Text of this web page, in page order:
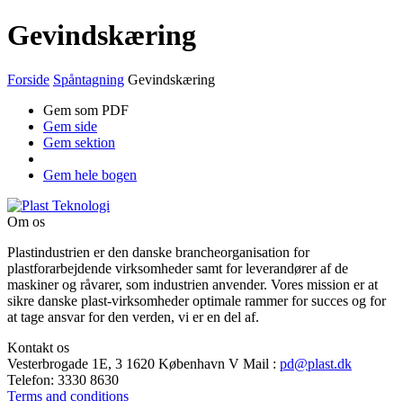
Gevindskæring
Forside Spåntagning Gevindskæring
Gem som PDF
Gem side
Gem sektion
Gem hele bogen
Om os
Plastindustrien er den danske brancheorganisation for
plastforarbejdende virksomheder samt for leverandører af de
maskiner og råvarer, som industrien anvender. Vores mission er at
sikre danske plast-virksomheder optimale rammer for succes og for
at tage ansvar for den verden, vi er en del af.
Kontakt os
Vesterbrogade 1E, 3 1620 København V Mail : pd@plast.dk
Telefon: 3330 8630
Terms and conditions